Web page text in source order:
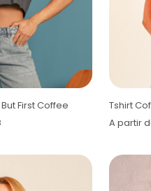
First Coffee
Tshirt
A partir